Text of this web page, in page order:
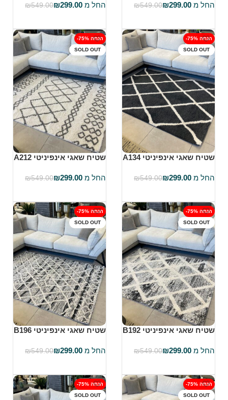
החל מ ₪299.00
₪549.00 החל מ ₪299.00
₪549.00
-75% הנחה
SOLD OUT
שטיח שאגי אינפיניטי A134
החל מ ₪299.00
₪549.00
-75% הנחה
SOLD OUT
שטיח שאגי אינפיניטי A212
החל מ ₪299.00
₪549.00
-75% הנחה
SOLD OUT
שטיח שאגי אינפיניטי B192
החל מ ₪299.00
₪549.00
-75% הנחה
SOLD OUT
שטיח שאגי אינפיניטי B196
החל מ ₪299.00
₪549.00
-75% הנחה
SOLD OUT
-75% הנחה
SOLD OUT